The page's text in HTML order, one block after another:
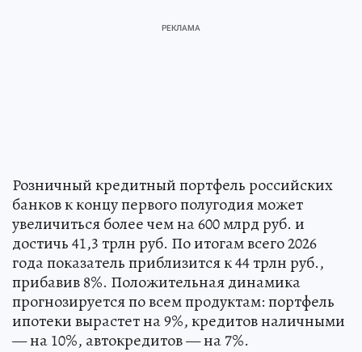
Розничный кредитный портфель российских
банков к концу первого полугодия может
увеличиться более чем на 600 млрд руб. и
достичь 41,3 трлн руб. По итогам всего 2026
года показатель приблизится к 44 трлн руб.,
прибавив 8%. Положительная динамика
прогнозируется по всем продуктам: портфель
ипотеки вырастет на 9%, кредитов наличными
— на 10%, автокредитов — на 7%.